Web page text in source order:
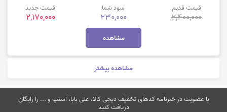
قیمت قدیم
2,400,000
سود شما
230,000
قیمت جدید
2,170,000
مشاهده
مشاهده بیشتر
با عضویت در خبرنامه کدهای تخفیف دیجی کالا، علی بابا، اسنپ و ... را رایگان
دریافت کنید